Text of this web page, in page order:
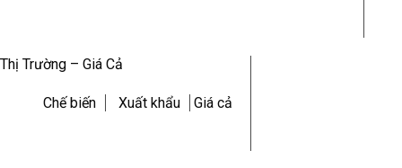
Thị Trường – Giá Cả
Chế biến Xuất khẩu Giá cả